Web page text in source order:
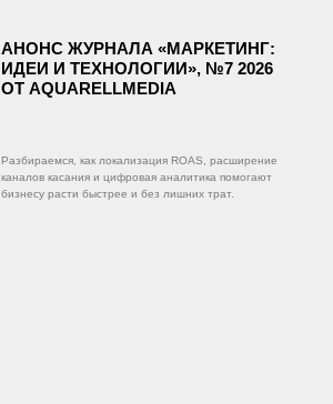
АНОНС ЖУРНАЛА «МАРКЕТИНГ:
ИДЕИ И ТЕХНОЛОГИИ», №7 2026
ОТ AQUARELLMEDIA
Разбираемся, как локализация ROAS, расширение
каналов касания и цифровая аналитика помогают
бизнесу расти быстрее и без лишних трат.